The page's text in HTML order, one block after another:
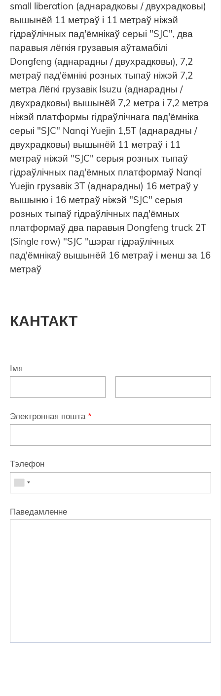
small liberation (аднарадковы / двухрадковы)
вышынёй 11 метраў і 11 метраў ніжэй
гідраўлічных пад'ёмнікаў серыі "SJC", два
паравыя лёгкія грузавыя аўтамабілі
Dongfeng (аднарадны / двухрадковы), 7,2
метраў пад'ёмнікі розных тыпаў ніжэй 7,2
метра Лёгкі грузавік Isuzu (аднарадны /
двухрадковы) вышынёй 7,2 метра і 7,2 метра
ніжэй платформы гідраўлічнага пад'ёмніка
серыі "SJC" Nanqi Yuejin 1,5T (аднарадны /
двухрадковы) вышынёй 11 метраў і 11
метраў ніжэй "SJC" серыя розных тыпаў
гідраўлічных пад'ёмных платформаў Nanqi
Yuejin грузавік 3T (аднарадны) 16 метраў у
вышыню і 16 метраў ніжэй "SJC" серыя
розных тыпаў гідраўлічных пад'ёмных
платформаў два паравыя Dongfeng truck 2T
(Single row) "SJC "шэраг гідраўлічных
пад'ёмнікаў вышынёй 16 метраў і менш за 16
метраў
КАНТАКТ
Імя
Электронная пошта *
Тэлефон
Паведамленне